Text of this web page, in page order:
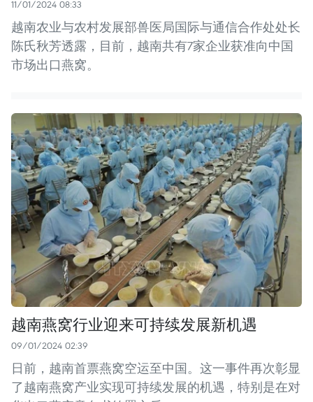
11/01/2024 08:33
越南农业与农村发展部兽医局国际与通信合作处处长
陈氏秋芳透露，目前，越南共有7家企业获准向中国
市场出口燕窝。
越南燕窝行业迎来可持续发展新机遇
09/01/2024 02:39
日前，越南首票燕窝空运至中国。这一事件再次彰显
了越南燕窝产业实现可持续发展的机遇，特别是在对